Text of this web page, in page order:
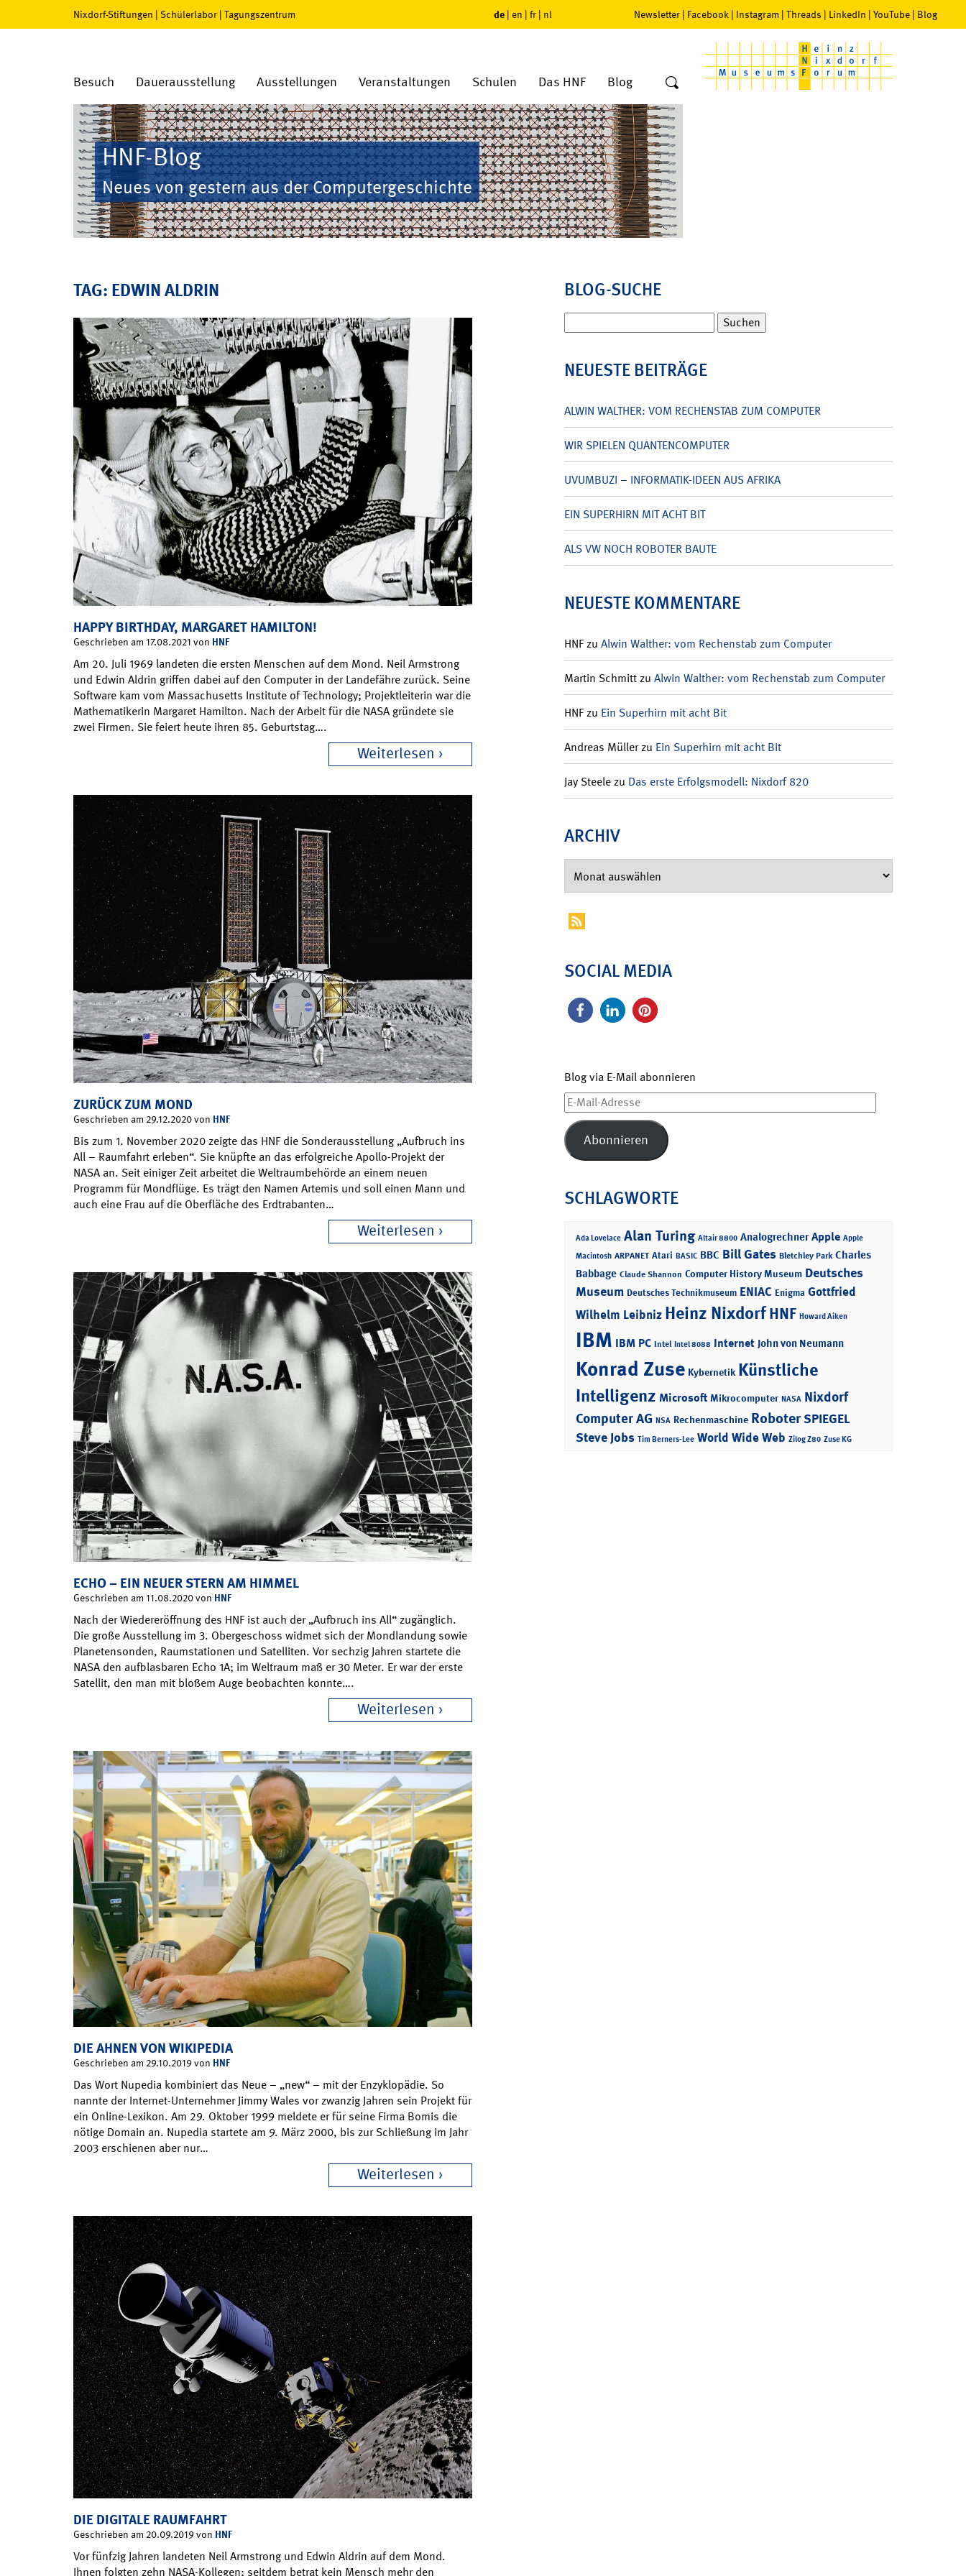
Nixdorf-Stiftungen | Schülerlabor | Tagungszentrum de | en | fr | nl Newsletter | Facebook | Instagram | Threads | LinkedIn | YouTube | Blog
Besuch Dauerausstellung Ausstellungen Veranstaltungen Schulen Das HNF Blog
HNF-Blog
Neues von gestern aus der Computergeschichte
TAG: EDWIN ALDRIN
HAPPY BIRTHDAY, MARGARET HAMILTON!
Geschrieben am 17.08.2021 von HNF
Am 20. Juli 1969 landeten die ersten Menschen auf dem Mond. Neil Armstrong
und Edwin Aldrin griffen dabei auf den Computer in der Landefähre zurück. Seine
Software kam vom Massachusetts Institute of Technology; Projektleiterin war die
Mathematikerin Margaret Hamilton. Nach der Arbeit für die NASA gründete sie
zwei Firmen. Sie feiert heute ihren 85. Geburtstag….
Weiterlesen
ZURÜCK ZUM MOND
Geschrieben am 29.12.2020 von HNF
Bis zum 1. November 2020 zeigte das HNF die Sonderausstellung „Aufbruch ins
All – Raumfahrt erleben“. Sie knüpfte an das erfolgreiche Apollo-Projekt der
NASA an. Seit einiger Zeit arbeitet die Weltraumbehörde an einem neuen
Programm für Mondflüge. Es trägt den Namen Artemis und soll einen Mann und
auch eine Frau auf die Oberfläche des Erdtrabanten…
Weiterlesen
ECHO – EIN NEUER STERN AM HIMMEL
Geschrieben am 11.08.2020 von HNF
Nach der Wiedereröffnung des HNF ist auch der „Aufbruch ins All“ zugänglich.
Die große Ausstellung im 3. Obergeschoss widmet sich der Mondlandung sowie
Planetensonden, Raumstationen und Satelliten. Vor sechzig Jahren startete die
NASA den aufblasbaren Echo 1A; im Weltraum maß er 30 Meter. Er war der erste
Satellit, den man mit bloßem Auge beobachten konnte….
Weiterlesen
DIE AHNEN VON WIKIPEDIA
Geschrieben am 29.10.2019 von HNF
Das Wort Nupedia kombiniert das Neue – „new“ – mit der Enzyklopädie. So
nannte der Internet-Unternehmer Jimmy Wales vor zwanzig Jahren sein Projekt für
ein Online-Lexikon. Am 29. Oktober 1999 meldete er für seine Firma Bomis die
nötige Domain an. Nupedia startete am 9. März 2000, bis zur Schließung im Jahr
2003 erschienen aber nur…
Weiterlesen
DIE DIGITALE RAUMFAHRT
Geschrieben am 20.09.2019 von HNF
Vor fünfzig Jahren landeten Neil Armstrong und Edwin Aldrin auf dem Mond.
Ihnen folgten zehn NASA-Kollegen; seitdem betrat kein Mensch mehr den
BLOG-SUCHE
nach:
NEUESTE BEITRÄGE
ALWIN WALTHER: VOM RECHENSTAB ZUM COMPUTER
WIR SPIELEN QUANTENCOMPUTER
UVUMBUZI – INFORMATIK-IDEEN AUS AFRIKA
EIN SUPERHIRN MIT ACHT BIT
ALS VW NOCH ROBOTER BAUTE
NEUESTE KOMMENTARE
HNFzu Alwin Walther: vom Rechenstab zum Computer
Martin Schmittzu Alwin Walther: vom Rechenstab zum Computer
HNFzu Ein Superhirn mit acht Bit
Andreas Müllerzu Ein Superhirn mit acht Bit
Jay Steelezu Das erste Erfolgsmodell: Nixdorf 820
ARCHIV
SOCIAL MEDIA
Blog via E-Mail abonnieren
E-
Mail-
Adresse
Abonnieren
SCHLAGWORTE
Ada Lovelace Alan Turing Altair 8800 Analogrechner Apple Apple
Macintosh ARPANET Atari BASIC BBC Bill Gates Bletchley Park Charles
Babbage Claude Shannon Computer History Museum Deutsches
Museum Deutsches Technikmuseum ENIAC Enigma Gottfried
Wilhelm Leibniz Heinz NixdorfHNF Howard Aiken
IBM IBM PC Intel Intel 8088 Internet John von Neumann
Konrad Zuse Kybernetik Künstliche
Intelligenz Microsoft Mikrocomputer NASA Nixdorf
Computer AG NSA Rechenmaschine RoboterSPIEGEL
Steve Jobs Tim Berners-Lee World Wide Web Zilog Z80 Zuse KG